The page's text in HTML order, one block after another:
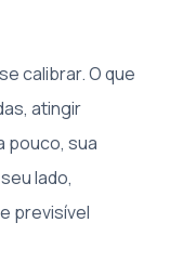
calibrar. O que
atingir
pouco, sua
lado,
previsível